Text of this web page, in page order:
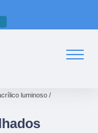
luminoso